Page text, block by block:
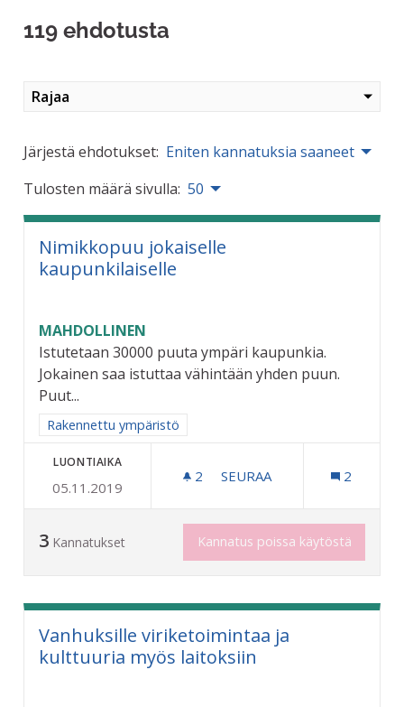
119 ehdotusta
Rajaa
Järjestä ehdotukset: Eniten kannatuksia saaneet
Tulosten määrä sivulla: 50
Nimikkopuu jokaiselle
kaupunkilaiselle
MAHDOLLINEN
Istutetaan 30000 puuta ympäri kaupunkia.
Jokainen saa istuttaa vähintään yhden puun.
Puut...
Rajaa tulokset aihepiirin mukaan: Rakennettu ympäristö
Rakennettu ympäristö
LUONTIAIKA
05.11.2019
2 2 SEURAAJAA
SEURAA 2
3 Kannatukset Kannatus poissa käytöstä
Vanhuksille viriketoimintaa ja
kulttuuria myös laitoksiin